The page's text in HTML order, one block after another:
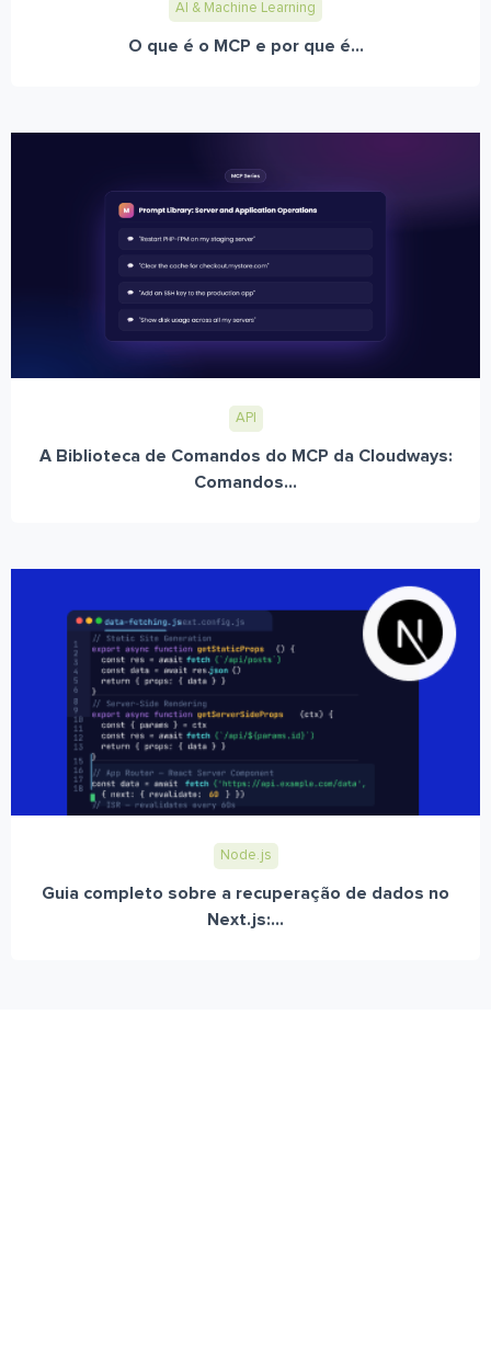
AI & Machine Learning
O que é o MCP e por que é...
API
A Biblioteca de Comandos do MCP da Cloudways:
Comandos...
Node.js
Guia completo sobre a recuperação de dados no
Next.js:...